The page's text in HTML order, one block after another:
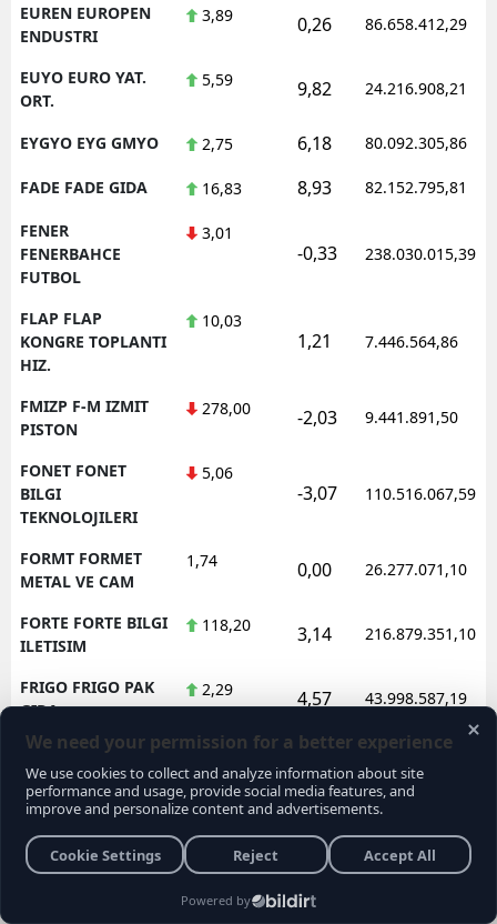
EUREN EUROPEN
ENDUSTRI
3,89 0,26 86.658.412,29
EUYO EURO YAT.
ORT.
5,59 9,82 24.216.908,21
EYGYO EYG GMYO 2,75 6,18 80.092.305,86
FADE FADE GIDA 16,83 8,93 82.152.795,81
FENER
FENERBAHCE
FUTBOL
3,01
-0,33 238.030.015,39
FLAP FLAP
KONGRE TOPLANTI
HIZ.
10,03
1,21 7.446.564,86
FMIZP F-M IZMIT
PISTON
278,00 -2,03 9.441.891,50
FONET FONET
BILGI
TEKNOLOJILERI
5,06
-3,07 110.516.067,59
FORMT FORMET
METAL VE CAM
1,74 0,00 26.277.071,10
FORTE FORTE BILGI
ILETISIM
118,20 3,14 216.879.351,10
FRIGO FRIGO PAK
GIDA
2,29 4,57 43.998.587,19
FRMPL FORMUL
PLASTIK VE METAL
35,24 1,44
FROTO FORD
OTOSAN
78,60
FZLGY FUZUL
-1,45